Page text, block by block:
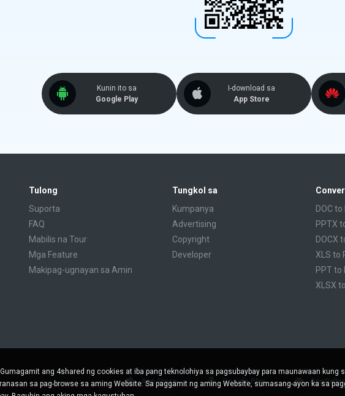
Kunin ito sa
Google Play
I-download sa
App Store
Tulong
Suporta
FAQ
Mabilis na Tour
Mga Feature
Makipag-ugnayan sa Amin
Tungkol sa
Kumpanya
Advertising
Copyright
Developer
DOC to
PPTX
DOCX
XLS to
PPT to
XLSX
RTF to
FB2 to
Google Play
App Store
Gumagamit ang 4shared ng cookies at iba pang teknolohiya sa pagsubaybay para maunawaan kung
sa pag-browse sa aming Website. Sa paggamit ng aming Website, sumasang-ayon ka sa